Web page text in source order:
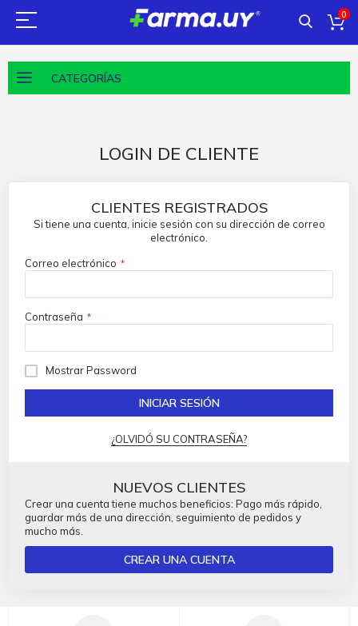
0
CATEGORÍAS
LOGIN DE CLIENTE
CLIENTES REGISTRADOS
Si tiene una cuenta, inicie sesión con su dirección de correo
electrónico.
Correo electrónico
Contraseña
Mostrar Password
INICIAR SESIÓN
¿OLVIDÓ SU CONTRASEÑA?
NUEVOS CLIENTES
Crear una cuenta tiene muchos beneficios: Pago más rápido,
guardar más de una dirección, seguimiento de pedidos y
mucho más.
CREAR UNA CUENTA